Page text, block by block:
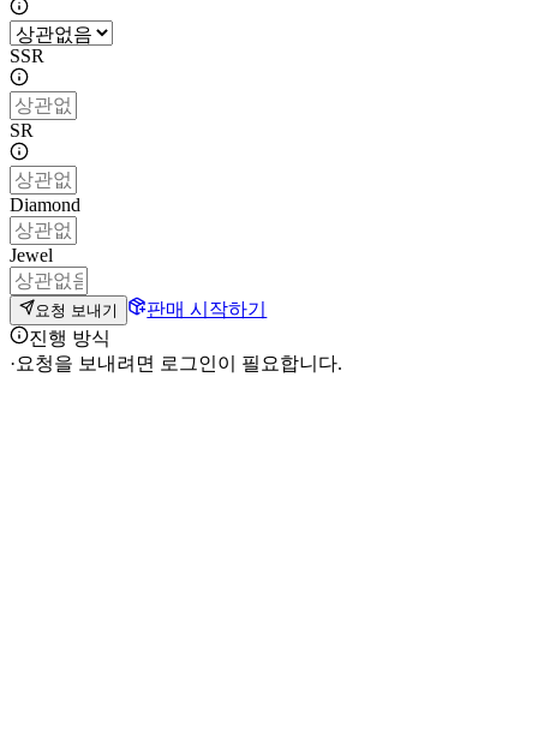
SSR
SR
Diamond
Jewel
요청 보내기
판매 시작하기
진행 방식
·요청을 보내려면 로그인이 필요합니다.